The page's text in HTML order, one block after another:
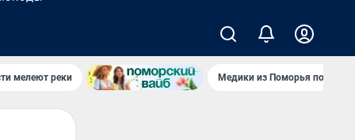
мелеют реки Медики из Поморья поехали